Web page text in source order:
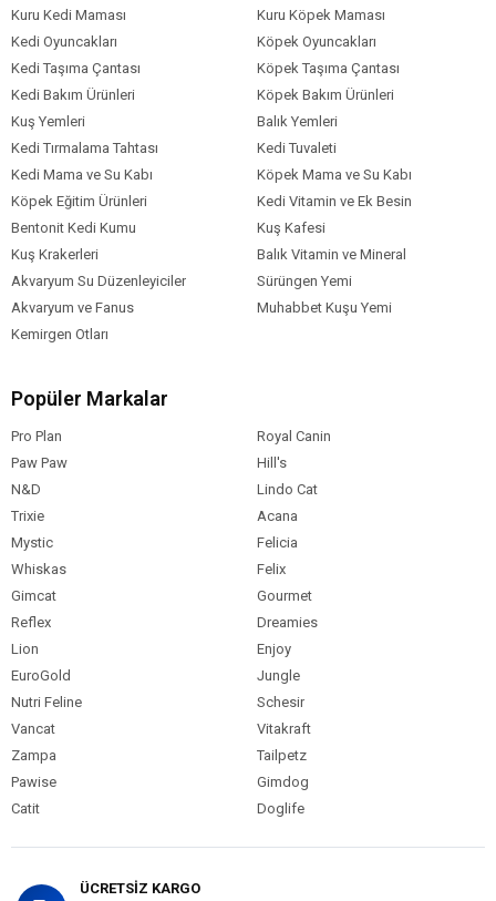
Nem %8
Protein %32
Yağ Oranı %16
Ham Kül %4
Ham Selüloz %2
Kedi Yaş Aralığı Yavru (0-12 Ay)
Kedi Maması
Formu
Kedi Maması
Tahıl Oranı
Tahıllı
Kedi Özel
Gereksinim
İçerik
Kedi Maması
Kedi Irk Özelliği Tümüne Uygun
Kuru Kedi Maması
Kuru Köpek Maması
Kedi Oyuncakları
Köpek Oyuncakları
Kedi Taşıma Çantası
Köpek Taşıma Çantası
Kedi Bakım Ürünleri
Köpek Bakım Ürünleri
Kuş Yemleri
Balık Yemleri
Kedi Tırmalama Tahtası
Kedi Tuvaleti
Kedi Mama ve Su Kabı
Köpek Mama ve Su Kabı
Köpek Eğitim Ürünleri
Kedi Vitamin ve Ek Besin
Bentonit Kedi Kumu
Kuş Kafesi
Kuş Krakerleri
Balık Vitamin ve Mineral
Akvaryum Su Düzenleyiciler
Sürüngen Yemi
Akvaryum ve Fanus
Muhabbet Kuşu Yemi
Kemirgen Otları
Popüler Markalar
Pro Plan
Royal Canin
Paw Paw
Hill's
N&D
Lindo Cat
Trixie
Acana
Mystic
Felicia
Whiskas
Felix
Gimcat
Gourmet
Reflex
Dreamies
Lion
Enjoy
EuroGold
Jungle
Nutri Feline
Schesir
Vancat
Vitakraft
Zampa
Tailpetz
Pawise
Gimdog
Catit
Doglife
ÜCRETSİZ KARGO